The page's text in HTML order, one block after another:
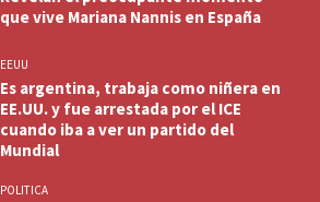
que vive Mariana Nannis en España
EEUU
Es argentina, trabaja como niñera en
EE.UU. y fue arrestada por el ICE
cuando iba a ver un partido del
Mundial
POLITICA